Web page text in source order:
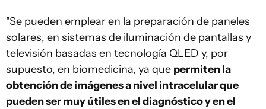
"Se pueden emplear en la preparación de paneles
solares, en sistemas de iluminación de pantallas y
televisión basadas en tecnología QLED y, por
supuesto, en biomedicina, ya que permiten la
obtención de imágenes a nivel intracelular que
pueden ser muy útiles en el diagnóstico y en el